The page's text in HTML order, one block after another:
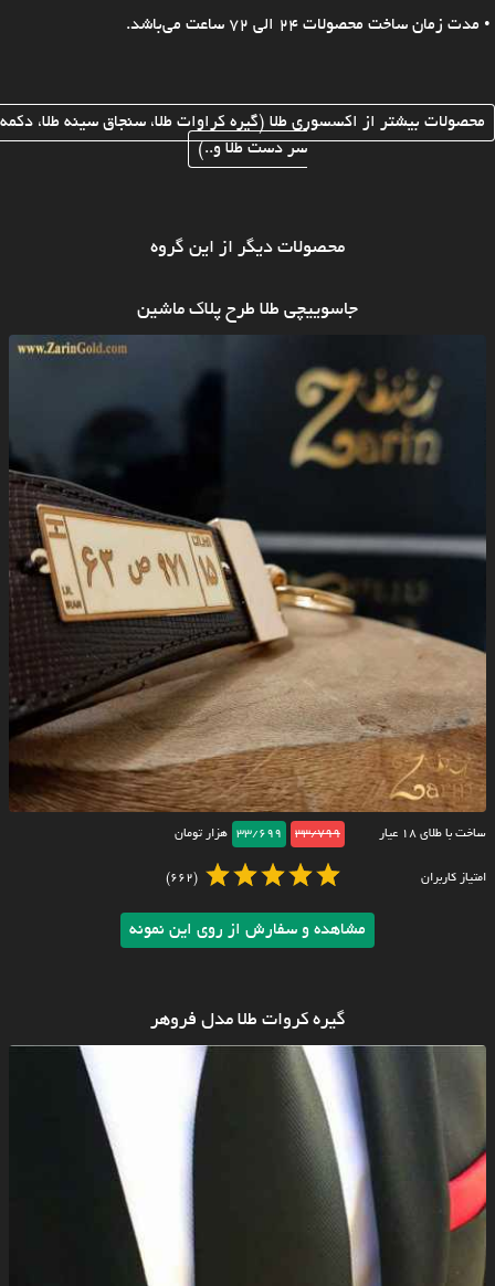
• مدت زمان ساخت محصولات 24 الی 72 ساعت می‌باشد.
محصولات بیشتر از اکسسوری طلا (گیره کراوات طلا، سنجاق سینه طلا، دکمه
سر دست طلا و..)
محصولات دیگر از این گروه
جاسوییچی طلا طرح پلاک ماشین
ساخت با طلای ۱۸ عیار 33/799
33/699 هزار تومان
امتیاز کاربران (662)
مشاهده و سفارش از روی این نمونه
گیره کروات طلا مدل فروهر